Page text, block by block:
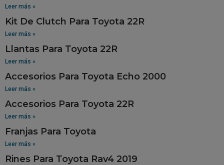
Leer más »
Kit De Clutch Para Toyota 22R
Leer más »
Llantas Para Toyota 22R
Leer más »
Accesorios Para Toyota Echo 2000
Leer más »
Accesorios Para Toyota 22R
Leer más »
Franjas Para Toyota
Leer más »
Rines Para Toyota Rav4 2019